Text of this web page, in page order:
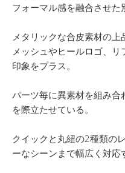
フォーマル感を融合させた
メタリックな合皮素材の
メッシュやヒールロゴ、
印象をプラス。
パーツ毎に異素材を組み
を際立たせている。
クイックと丸紐の2種類の
ーなシーンまで幅広く対応